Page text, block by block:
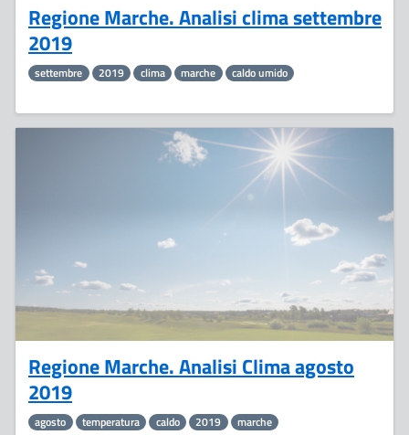
Regione Marche. Analisi clima settembre
2019
settembre 2019 clima marche caldo umido
Regione Marche. Analisi Clima agosto
2019
agosto temperatura caldo 2019 marche